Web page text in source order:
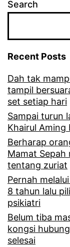
Search
Recent Posts
Dah tak
tampil
set setiap hari
Sampai turun
Khairul Aming
Berharap
Mamat
tentang zuriat
Pernah
8 tahun lalu
psikiatri
Belum tiba
kongsi
selesai